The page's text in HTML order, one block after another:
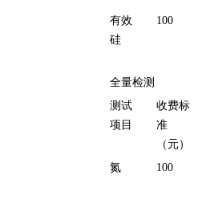
有效
硅
100
全量检测
测试
项目
收费标
准
（元）
氮
100